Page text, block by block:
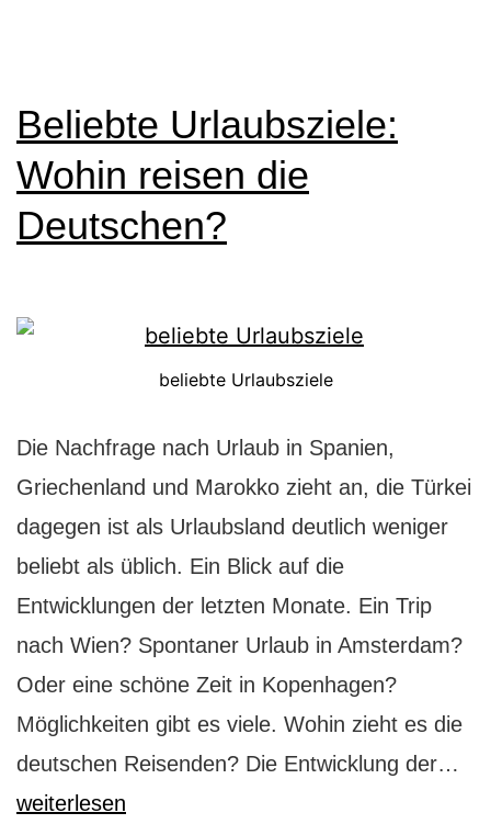
Beliebte Urlaubsziele:
Wohin reisen die
Deutschen?
beliebte Urlaubsziele
Die Nachfrage nach Urlaub in Spanien,
Griechenland und Marokko zieht an, die Türkei
dagegen ist als Urlaubsland deutlich weniger
beliebt als üblich. Ein Blick auf die
Entwicklungen der letzten Monate. Ein Trip
nach Wien? Spontaner Urlaub in Amsterdam?
Oder eine schöne Zeit in Kopenhagen?
Möglichkeiten gibt es viele. Wohin zieht es die
deutschen Reisenden? Die Entwicklung der…
weiterlesen